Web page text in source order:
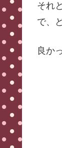
それ
で、
良か